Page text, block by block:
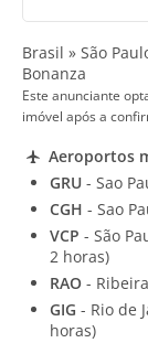
Brasil » São
Bonanza
Este anunciante
imóvel após a
Aeroportos
GRU - Sao
CGH - Sao
VCP - São
2 horas)
RAO -
GIG - Rio de
horas)